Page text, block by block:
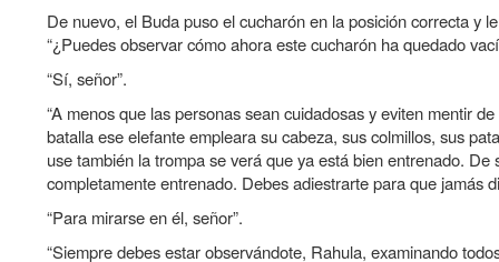
De nuevo, el Buda puso el cucharón en la posición correcta y
“¿Puedes observar cómo ahora este cucharón ha quedado
“Sí, señor”.
“A menos que las personas sean cuidadosas y eviten mentir
batalla ese elefante empleara su cabeza, sus colmillos, sus
use también la trompa se verá que ya está bien entrenado.
completamente entrenado. Debes adiestrarte para que jamás
“Para mirarse en él, señor”.
“Siempre debes estar observándote, Rahula, examinando